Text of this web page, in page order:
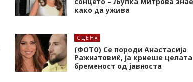
како да ужива
СЦЕНА
(ФОТО) Се породи Анастасија
Ражнатовиќ, ја криеше целата
бременост од јавноста